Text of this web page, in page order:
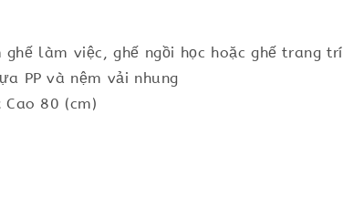
làm việc, ghế ngồi học hoặc ghế trang trí
PP và nệm vải nhung
Cao 80 (cm)